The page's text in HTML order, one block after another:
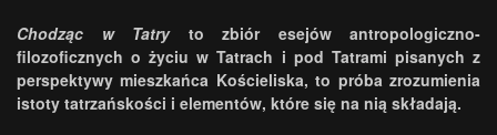
Chodząc w Tatryto zbiór esejów antropologiczno-
filozoficznych o życiu w Tatrach i pod Tatrami pisanych z
perspektywy mieszkańca Kościeliska, to próba zrozumienia
istoty tatrzańskości i elementów, które się na nią składają.